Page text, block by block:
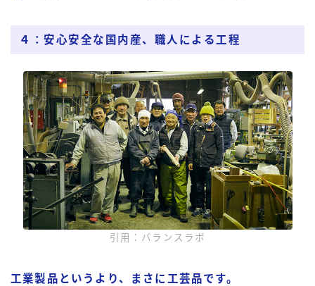
４：安心安全な国内産、職人による工程
引用：バランスラボ
工業製品というより、まさに工芸品です。